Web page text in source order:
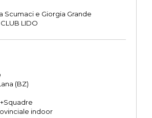
Scumaci e Giorgia Grande
LIDO
(BZ)
indoor